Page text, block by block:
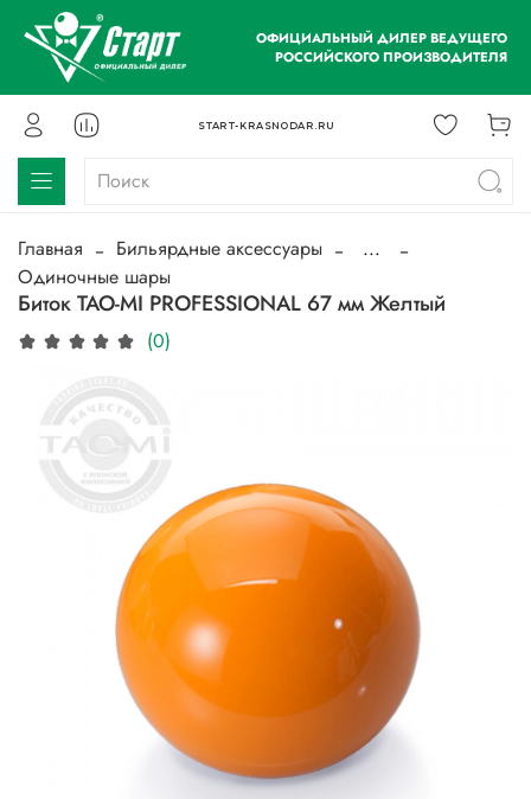
ОФИЦИАЛЬНЫЙ ДИЛЕР ВЕДУЩЕГО
РОССИЙСКОГО ПРОИЗВОДИТЕЛЯ
START-KRASNODAR.RU
Главная Бильярдные аксессуары
...
Одиночные шары
Биток TAO-MI PROFESSIONAL 67 мм Желтый
(0)